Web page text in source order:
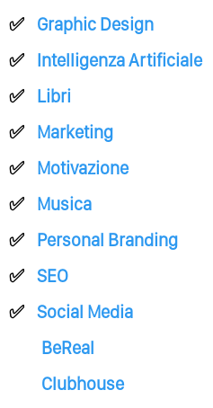
Graphic Design
Intelligenza Artificiale
Libri
Marketing
Motivazione
Musica
Personal Branding
SEO
Social Media
BeReal
Clubhouse